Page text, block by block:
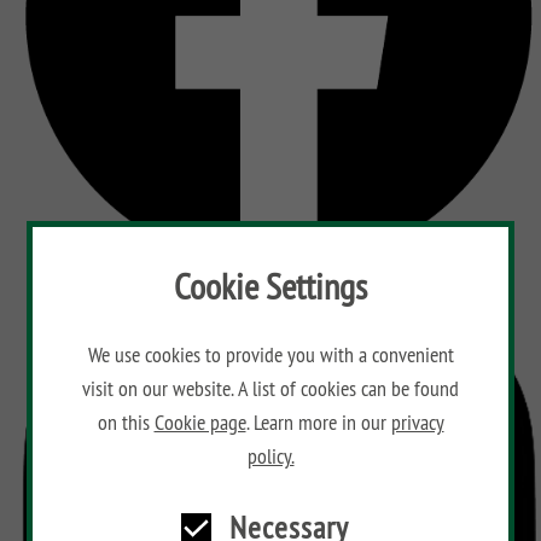
Cookie Settings
We use cookies to provide you with a convenient
visit on our website. A list of cookies can be found
on thisCookie page. Learn more in our privacy
policy.
Necessary